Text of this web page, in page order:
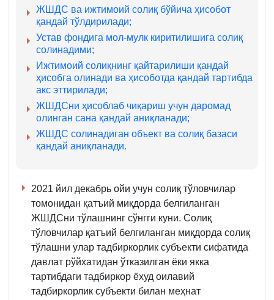
1-
2-
ва
қ.
ЖШДС ва ижтимоий солиқ бўйича ҳисобот
қандай тўлдирилади;
Устав фондига мол-мулк киритилишига солиқ
солинадими;
Ижтимоий солиқнинг қайтарилиши қандай
ҳисобга олинади ва ҳисоботда қандай тартибда
акс эттирилади;
ЖШДСни ҳисоблаб чиқариш учун даромад
олинган сана қандай аниқланади;
ЖШДС солинадиган объект ва солиқ базаси
қандай аниқланади.
2021 йил декабрь ойи учун солиқ тўловчилар
томонидан қатъий миқдорда белгиланган
ЖШДСни тўлашнинг сўнгги куни. Солиқ
тўловчилар қатъий белгиланган миқдорда солиқ
тўлашни улар тадбиркорлик субъекти сифатида
давлат рўйхатидан ўтказилган ёки якка
тартибдаги тадбиркор ёхуд оилавий
тадбиркорлик субъекти билан меҳнат